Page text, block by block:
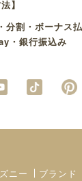
】
分割・ボーナス
・銀行振込み
ニー ブランド